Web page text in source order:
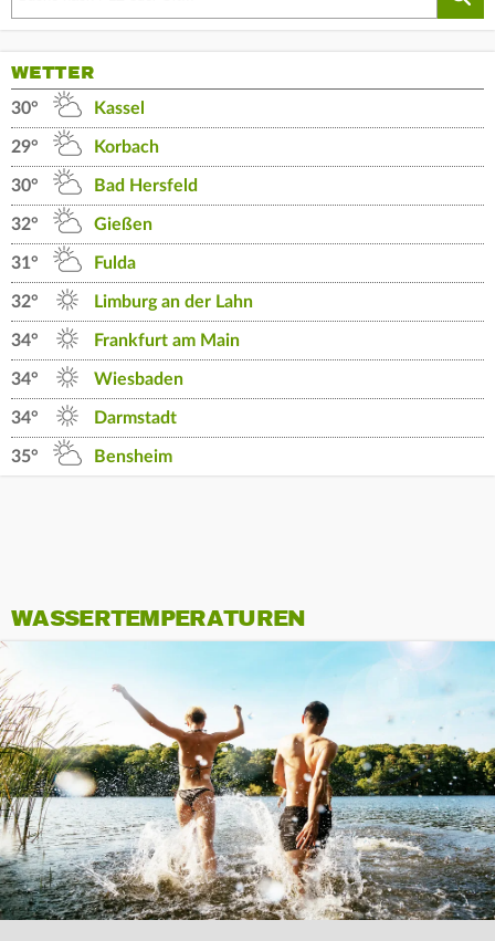
WETTER
30° Kassel
29° Korbach
30° Bad Hersfeld
32° Gießen
31° Fulda
32° Limburg an der Lahn
34° Frankfurt am Main
34° Wiesbaden
34° Darmstadt
35° Bensheim
WASSERTEMPERATUREN